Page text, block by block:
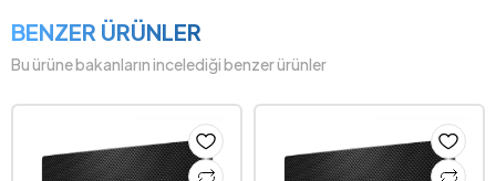
BENZER ÜRÜNLER
Bu ürüne bakanların incelediği benzer ürünler